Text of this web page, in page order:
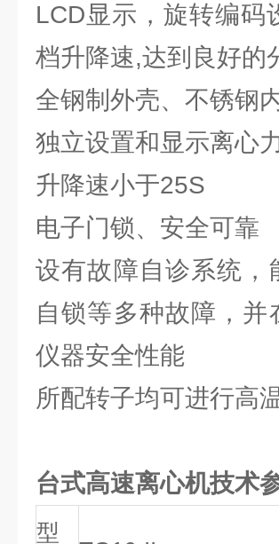
LCD显示，旋转编码
档升降速,达到良好的
全钢制外壳、不锈钢
独立设置和显示离心
升降速小于25S
电子门锁、安全可靠
设有故障自诊系统，
自锁等多种故障，
仪器安全性能
所配转子均可进行高
台式高速离心机技术
型